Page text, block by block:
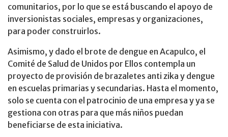
comunitarios, por lo que se está buscando el apoyo de
inversionistas sociales, empresas y organizaciones,
para poder construirlos.
Asimismo, y dado el brote de dengue en Acapulco, el
Comité de Salud de Unidos por Ellos contempla un
proyecto de provisión de brazaletes anti zika y dengue
en escuelas primarias y secundarias. Hasta el momento,
solo se cuenta con el patrocinio de una empresa y ya se
gestiona con otras para que más niños puedan
beneficiarse de esta iniciativa.